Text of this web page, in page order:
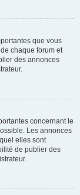
que vous
chaque forum et
des annonces
concernant le
Les annonces
elles sont
de publier des